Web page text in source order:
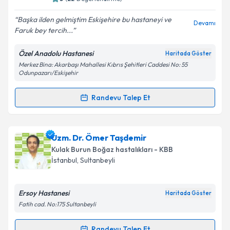
Kişisel verilerimin işlenmesine ilişkin
Aydınlatma
Metni'ni okudum ve kişisel verilerimin belirtilen
kapsamda işlenmesini kabul ediyorum.
Takvim Talebini Gönder
Başka ilden gelmiştim Eskişehire bu hastaneyi ve
Faruk bey tercih...
Devamı
Özel Anadolu Hastanesi Haritada Göster
Merkez Bina: Akarbaşı Mahallesi Kıbrıs Şehitleri Caddesi No: 55
Odunpazarı/Eskişehir
Randevu Talep Et
Randevu Takvimi Talebi
Op. Dr. Faruk Özkırışiçin randevu takvimi talebi
oluşturun. Size bu uzmandan randevu almanız için bir
takvim hazırlandığında e-posta ile bilgilendireceğiz.
Uzm. Dr. Ömer Taşdemir
Kulak Burun Boğaz hastalıkları - KBB
İstanbul, Sultanbeyli
Ersoy Hastanesi Haritada Göster
Fatih cad. No:175 Sultanbeyli